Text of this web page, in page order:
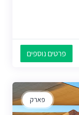
פרטים נוספים
פארק